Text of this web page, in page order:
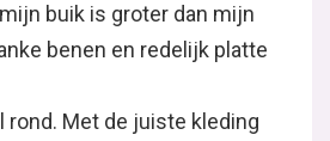
buik is groter dan mijn
benen en redelijk platte
rond. Met de juiste kleding